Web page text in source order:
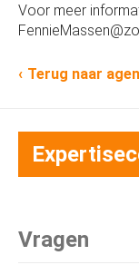
Voor meer
Terug naar
Vragen